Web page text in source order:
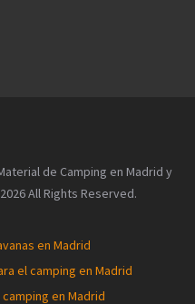
de Camping en Madrid y
All Rights Reserved.
en Madrid
el camping en Madrid
en Madrid